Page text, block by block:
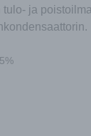
tulo- ja